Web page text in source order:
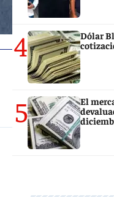
4
Dólar
5
El